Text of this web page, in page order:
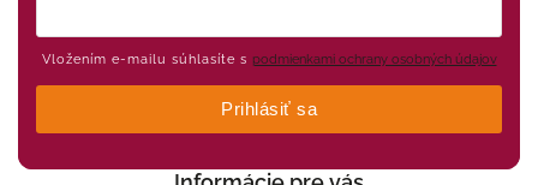
Vložením e-mailu súhlasíte s podmienkami ochrany osobných údajov
Prihlásiť sa